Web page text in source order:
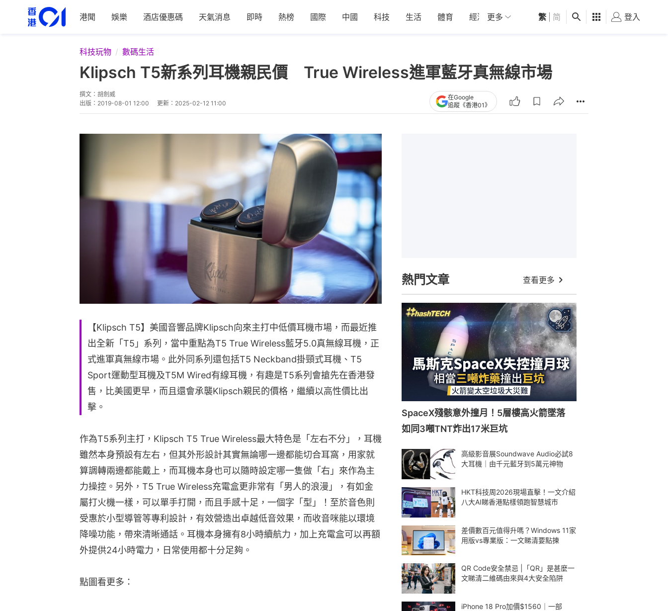
港聞 娛樂 酒店優惠碼 天氣消息 即時 熱榜 國際 中國 科技 生活 體育 經濟 01深圳 觀點 健康 好食玩飛
更多 繁 简 登入
科技玩物 數碼生活
Klipsch T5新系列耳機親民價 True Wireless進軍藍牙真無線市場
撰文： 胡劍威
出版： 2019-08-01 12:00 更新： 2025-02-12 11:00
在Google
追蹤《香港01》
【Klipsch T5】美國音響品牌Klipsch向來主打中低價耳機市場，而最近推
出全新「T5」系列，當中重點為T5 True Wireless藍牙5.0真無線耳機，正
式進軍真無線市場。此外同系列還包括T5 Neckband掛頸式耳機、T5
Sport運動型耳機及T5M Wired有線耳機，有趣是T5系列會搶先在香港發
售，比美國更早，而且還會承襲Klipsch親民的價格，繼續以高性價比出
擊。
作為T5系列主打，Klipsch T5 True Wireless最大特色是「左右不分」，耳機
雖然本身預設有左右，但其外形設計其實無論哪一邊都能切合耳窩，用家就
算調轉兩邊都能戴上，而耳機本身也可以隨時設定哪一隻做「右」來作為主
力操控。另外，T5 True Wireless充電盒更非常有「男人的浪漫」，有如金
屬打火機一樣，可以單手打開，而且手感十足，一個字「型」！至於音色則
受惠於小型導管等專利設計，有效營造出卓越低音效果，而收音咪能以環境
降噪功能，帶來清晰通話。耳機本身擁有8小時續航力，加上充電盒可以再額
外提供24小時電力，日常使用都十分足夠。
點圖看更多：
熱門文章 查看更多
SpaceX殘骸意外撞月！5層樓高火箭墜落
如同3噸TNT炸出17米巨坑
高級影音展Soundwave Audio必試8
大耳機｜由千元藍牙到5萬元神物
HKT科技周2026現場直擊！一文介紹
八大AI睇香港點樣領跑智慧城市
差價數百元值得升嗎？Windows 11家
用版vs專業版：一文睇清要點揀
QR Code安全禁忌 |「QR」是甚麼一
文睇清二維碼由來與4大安全陷阱
iPhone 18 Pro加價$1560｜一部